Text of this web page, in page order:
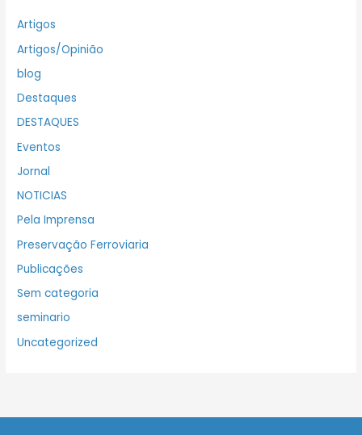
Artigos
Artigos/Opinião
blog
Destaques
DESTAQUES
Eventos
Jornal
NOTICIAS
Pela Imprensa
Preservação Ferroviaria
Publicações
Sem categoria
seminario
Uncategorized